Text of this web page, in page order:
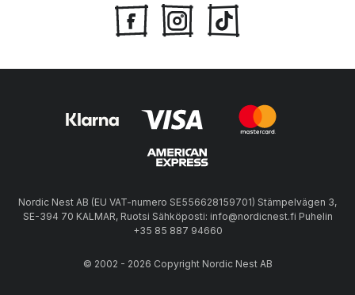
Nordic Nest AB (EU VAT-numero SE556628159701) Stämpelvägen 3,
SE-394 70 KALMAR, Ruotsi Sähköposti: info@nordicnest.fi Puhelin
+35 85 887 94660
© 2002 - 2026 Copyright Nordic Nest AB